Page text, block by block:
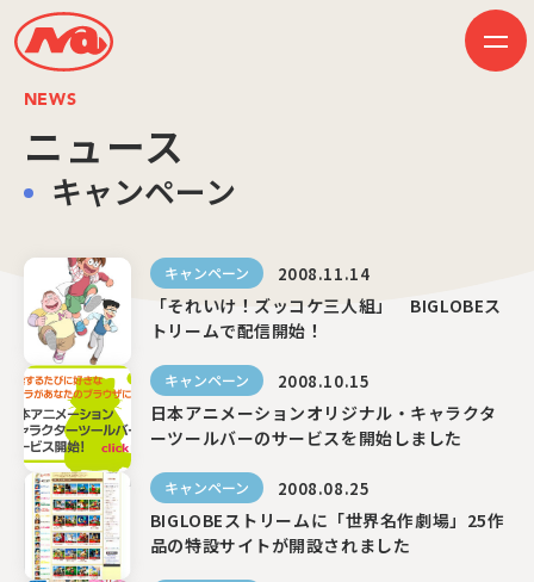
HOME
ニュース
作品紹介
会社案内
創業50周年記念ページ
音楽配信
採用情報
プレスリリース
お問い合わせ
NEWS
ニュース
キャンペーン
キャンペーン 2008.11.14
「それいけ！ズッコケ三人組」 BIGLOBEス
トリームで配信開始！
キャンペーン 2008.10.15
日本アニメーションオリジナル・キャラクタ
ーツールバーのサービスを開始しました
キャンペーン 2008.08.25
BIGLOBEストリームに「世界名作劇場」25作
品の特設サイトが開設されました